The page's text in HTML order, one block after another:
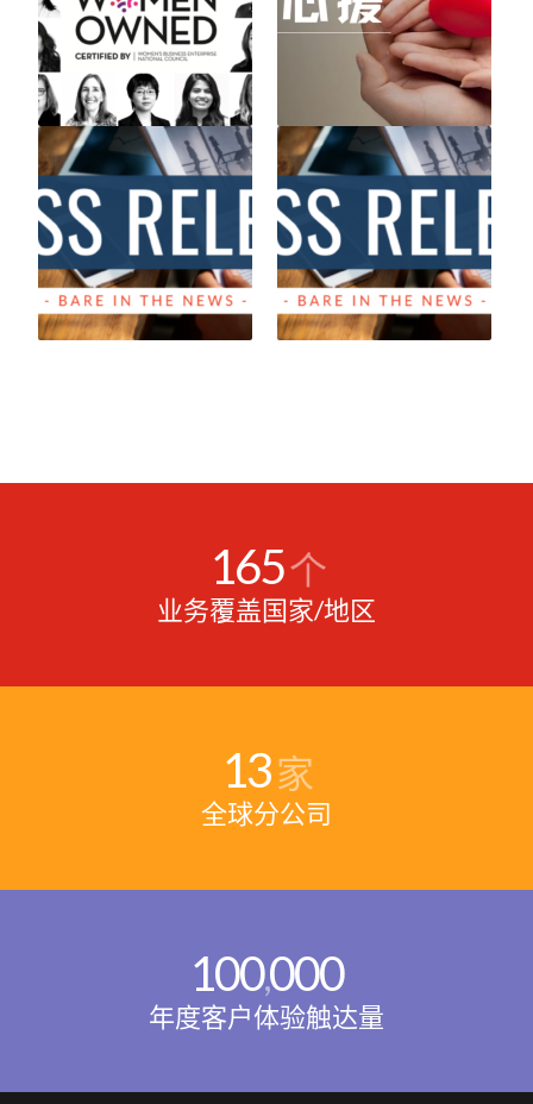
165个
业务覆盖国家/地区
13家
全球分公司
100,000
年度客户体验触达量